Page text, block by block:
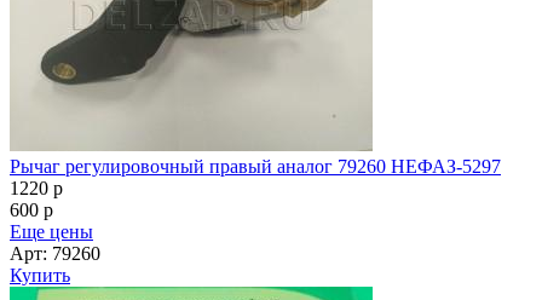
Рычаг регулировочный правый аналог 79260 НЕФАЗ-5297
1220 p
600 p
Еще цены
Арт: 79260
Купить